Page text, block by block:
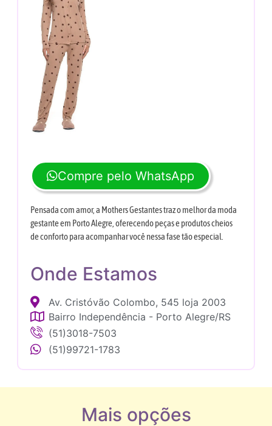
Compre pelo WhatsApp
Pensada com amor, a Mothers Gestantes traz o melhor da moda
gestante em Porto Alegre, oferecendo peças e produtos cheios
de conforto para acompanhar você nessa fase tão especial.
Onde Estamos
Av. Cristóvão Colombo, 545 loja 2003
Bairro Independência - Porto Alegre/RS
(51)3018-7503
(51)99721-1783
Mais opções